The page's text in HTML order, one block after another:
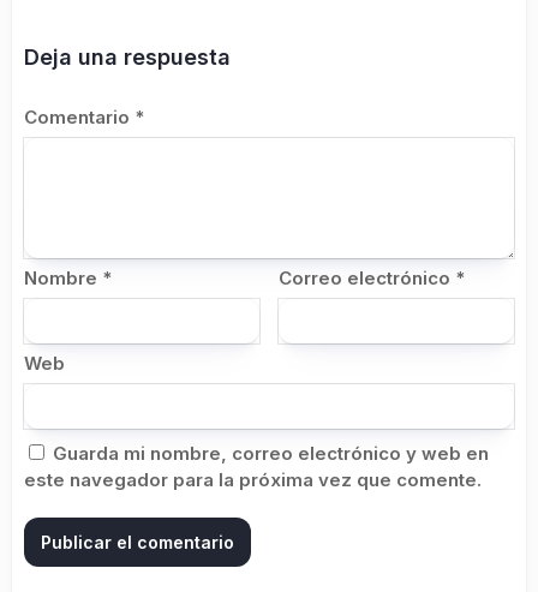
Deja una respuesta
Comentario *
Nombre * Correo electrónico *
Web
Guarda mi nombre, correo electrónico y web en
este navegador para la próxima vez que comente.